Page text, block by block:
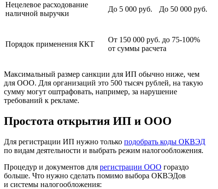
Нецелевое расходование
наличной выручки
До 5 000 руб. До 50 000 руб.
Порядок применения ККТ
От 150 000 руб. до 75-100%
от суммы расчета
Максимальный размер санкции для ИП обычно ниже, чем
для ООО. Для организаций это 500 тысяч рублей, на такую
сумму могут оштрафовать, например, за нарушение
требований к рекламе.
Простота открытия ИП и ООО
Для регистрации ИП нужно только подобрать коды ОКВЭД
по видам деятельности и выбрать режим налогообложения.
Процедур и документов для регистрации ООО гораздо
больше. Что нужно сделать помимо выбора ОКВЭДов
и системы налогообложения: